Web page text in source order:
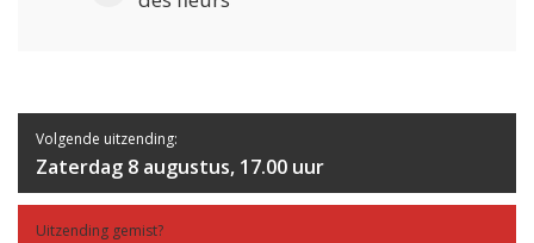
Volgende uitzending:
Zaterdag 8 augustus, 17.00 uur
Uitzending gemist?